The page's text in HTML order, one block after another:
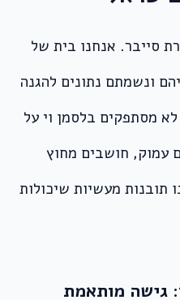
סייבר. אנחנו בית של
ונשמתם נתונים להגנה
לא מסתפקים בלסמן וי על
עמוק, חושבים מחוץ
תובנות מעשיות שיכולות
גישה מותאמת